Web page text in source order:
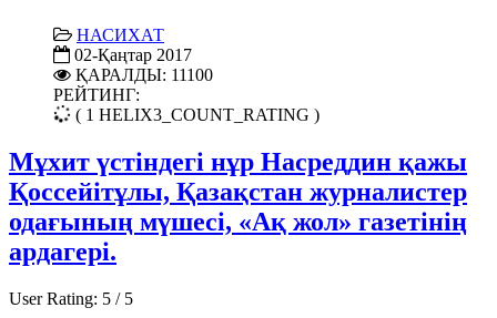
НАСИХАТ
02-Қаңтар 2017
ҚАРАЛДЫ: 11100
РЕЙТИНГ:
( 1 HELIX3_COUNT_RATING )
Мұхит үстіндегі нұр Насреддин қажы
Қоссейітұлы, Қазақстан журналистер
одағының мүшесі, «Ақ жол» газетінің
ардагері.
User Rating: 5 / 5